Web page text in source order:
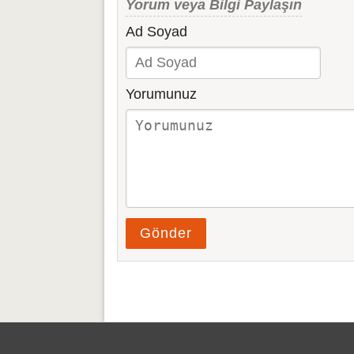
Yorum veya Bilgi Paylaşın
Ad Soyad
Yorumunuz
Gönder